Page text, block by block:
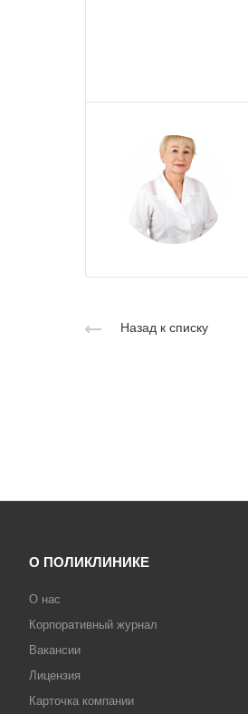
Назад к списку
О ПОЛИКЛИНИКЕ
О нас
Корпоративный журнал
Вакансии
Лицензия
Карточка компании